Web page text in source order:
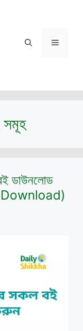
Menu
সমূহ
ডাউনলোড